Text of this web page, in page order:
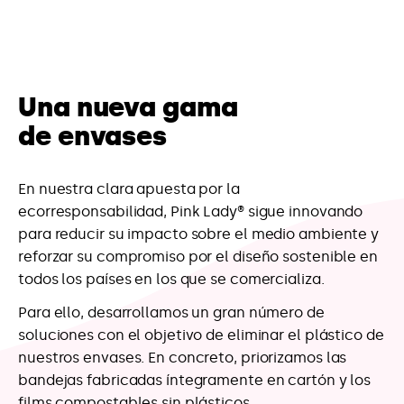
de envases
ecorresponsabilidad, Pink Lady® sigue innovando
para reducir su impacto sobre el medio ambiente y
reforzar su compromiso por el diseño sostenible en
todos los países en los que se comercializa.
Para ello, desarrollamos un gran número de
soluciones con el objetivo de eliminar el plástico de
nuestros envases. En concreto, priorizamos las
bandejas fabricadas íntegramente en cartón y los
films compostables sin plásticos.